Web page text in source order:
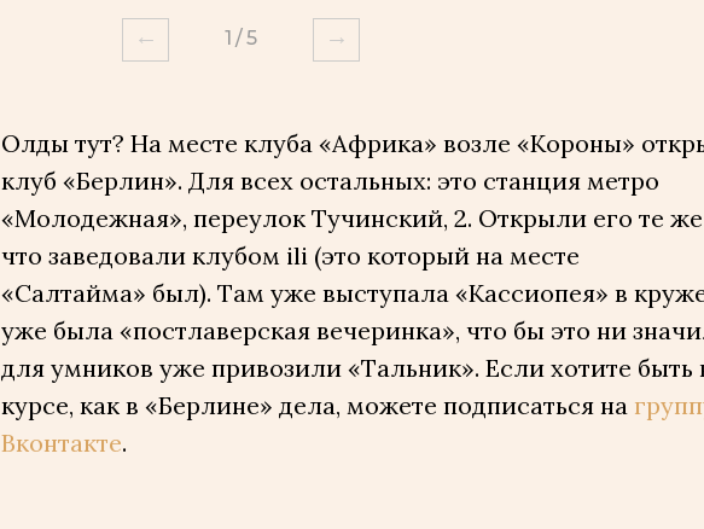
1 /5
← →
Олды тут? На месте клуба «Африка» возле «Короны»
клуб «Берлин». Для всех остальных: это станция метро
«Молодежная», переулок Тучинский, 2. Открыли его те
что заведовали клубом ili (это который на месте
«Салтайма» был). Там уже выступала «Кассиопея» в
уже была «постлаверская вечеринка», что бы это ни
для умников уже привозили «Тальник». Если хотите быть
курсе, как в «Берлине» дела, можете подписаться на
Вконтакте.